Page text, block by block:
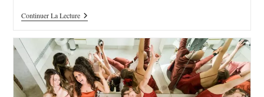
Continuer La LectureMariage
De
Et
Antonin
:
Douceur
Et
Elégance